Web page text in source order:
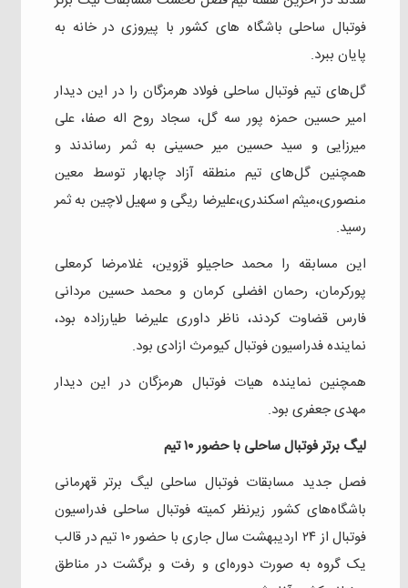
فوتبال ساحلی باشگاه های کشور با پیروزی در خانه به
پایان ببرد.
گل‌های تیم فوتبال ساحلی فولاد هرمزگان را در این دیدار
امیر حسین حمزه پور سه گل، سجاد روح اله صفا، علی
میرزایی و سید حسین میر حسینی به ثمر رساندند و
همچنین گل‌های تیم منطقه آزاد چابهار توسط معین
منصوری،میثم اسکندری،علیرضا ریگی و سهیل لاچین به ثمر
رسید.
این مسابقه را محمد حاجیلو قزوین، غلامرضا کرمعلی
پورکرمان، رحمان افضلی کرمان و محمد حسین مردانی
فارس قضاوت کردند، ناظر داوری علیرضا طیارزاده بود،
نماینده فدراسیون فوتبال کیومرث ازادی بود.
همچنین نماینده هیات فوتبال هرمزگان در این دیدار
مهدی جعفری بود.
لیگ برتر فوتبال ساحلی با حضور ۱۰ تیم
فصل جدید مسابقات فوتبال ساحلی لیگ برتر قهرمانی
باشگاه‌های کشور زیرنظر کمیته فوتبال ساحلی فدراسیون
فوتبال از ۲۴ اردیبهشت سال جاری با حضور ۱۰ تیم در قالب
یک گروه به صورت دوره‌ای و رفت و برگشت در مناطق